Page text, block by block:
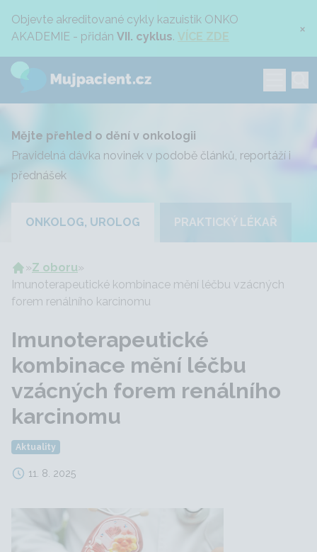
Objevte akreditované cykly kazuistik ONKO
AKADEMIE - přidán VII. cyklus. VÍCE ZDE ×
Mějte přehled o dění v onkologii
Pravidelná dávka novinek v podobě článků, reportáží i
přednášek
ONKOLOG, UROLOG PRAKTICKÝ LÉKAŘ
»Z oboru»
Imunoterapeutické kombinace mění léčbu vzácných
forem renálního karcinomu
Imunoterapeutické
kombinace mění léčbu
vzácných forem renálního
karcinomu
Aktuality
11. 8. 2025